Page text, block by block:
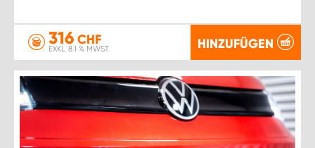
316 CHF
EXKL. 8.1 % MWST. HINZUFÜGEN